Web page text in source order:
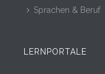
Sprachen & Beruf
LERNPORTALE